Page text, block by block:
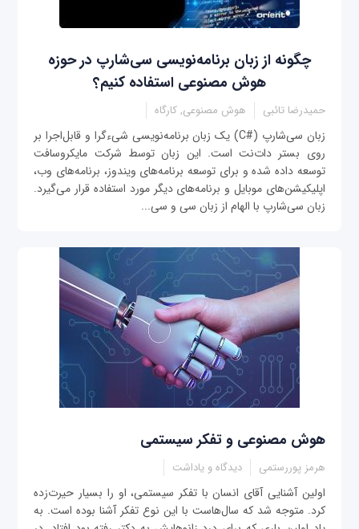
چگونه از زبان برنامه‌نویسی سی‌شارپ در حوزه
هوش مصنوعی استفاده کنیم؟
حمیدرضا تائبی هوش مصنوعی, کارگاه
زبان سی‌شارپ (#C) یک زبان برنامه‌نویسی شی‌ءگرا و قابل‌اجرا بر
روی بستر دات‌نت است. این زبان توسط شرکت مایکروسافت
توسعه داده شده و برای توسعه برنامه‌های ویندوز، برنامه‌های وب،
اپلیکیشن‌های موبایل و برنامه‌های دیگر مورد استفاده قرار می‌گیرد.
زبان سی‌شارپ با الهام از زبان سی و سی‌...
هوش مصنوعی و تفکر سیستمی
هرمز پوررستمی دیدگاه و یاداشت
اولین آشنایی آقای انسان با تفکر سیستمی، او را بسیار حیرت‌زده
کرد. متوجه شد که سال‌هاست با این نوع تفکر آشنا بوده است. به